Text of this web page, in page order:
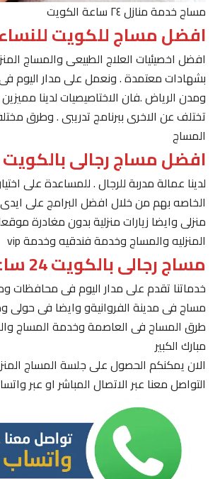
مساج خدمة منازل ٢٤ ساعة الكويت
افضل مساج للكويت للنساء
افضل اخصيئيات العلاج الطبيعى والمساج
بشهادات معتمدة . ونعمل على مدار اليوم فى
ومدن الرياض .فان الاختاصيصيات لدينا مميزين
تختلف عن الاخرى ببرنامج تدريبى . وطرق
المساج
افضل مساج رجالى بالكويت
لدينا عمالة مدربة للرجال . للمساعدة على
الخاصه بهم من خلال افضل البرامج على ايدى
منزلى وايضا زيارات منزلية بدون مغادرة موقعك .
المنزليه والمساج وخدمة فندقيه وخدمة vip
مساج رجالى بالكويت 24 ساعة
خدماتنا تقدم على مدار اليوم فى محافظات
مساج فى مدينة الفروانيةو وايضا فى حولى
طرق المساج فى العاصمة وخدمة المساج
مبارك الكبير
الان يمكنكم الحصول على جلسة المساج
التواصل معنا عبر الاتصال المباشر او عبر واتساب